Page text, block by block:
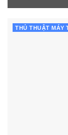
THỦ THUẬT MÁY